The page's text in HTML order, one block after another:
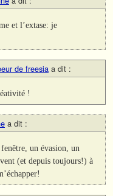
et l’extase: je
de freesia a dit :
!
a dit :
un évasion, un
(et depuis toujours!) à